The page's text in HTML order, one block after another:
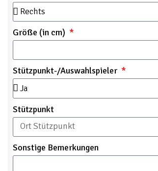
Größe (in cm)
Stützpunkt-/Auswahlspieler
Stützpunkt
Sonstige Bemerkungen